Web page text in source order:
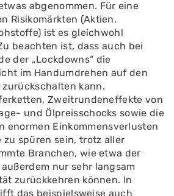
abgenommen. Für eine
Risikomärkten (Aktien,
ist es gleichwohl
beachten ist, dass auch bei
der „Lockdowns“ die
im Handumdrehen auf den
kann.
Zweitrundeneffekte von
und Ölpreisschocks sowie die
enormen Einkommensverlusten
spüren sein, trotz aller
Branchen, wie etwa der
nur sehr langsam
zurückkehren können. In
das beispielsweise auch